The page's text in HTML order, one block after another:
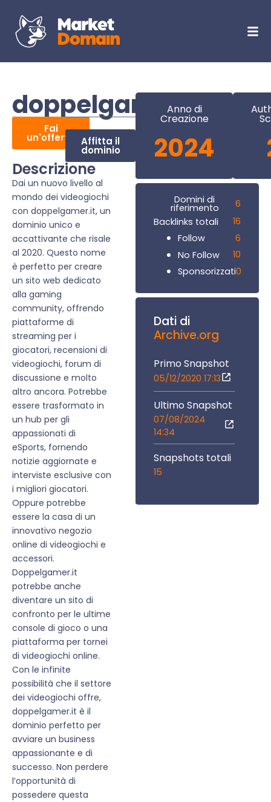
doppelgamer.it
Fai
un'offerta Affitta il
dominio
Descrizione
Dai un nuovo livello al
mondo dei videogiochi
con doppelgamer.it, un
dominio unico e
accattivante che risale
al 2020. Questo nome
è perfetto per creare
un sito web dedicato
alla gaming
community, offrendo
piattaforme di
streaming per i
giocatori, recensioni di
videogiochi, forum di
discussione e molto
altro ancora. Potrebbe
essere trasformato in
un hub per gli
appassionati di
eSports, fornendo
notizie aggiornate e
interviste esclusive con
i migliori giocatori.
Oppure potrebbe
essere la casa di un
innovativo negozio
online di videogiochi e
accessori.
Doppelgamer.it
potrebbe anche
diventare un sito di
confronto per le ultime
console di gioco o una
piattaforma per tornei
di videogiochi online.
Con le infinite
possibilità che il settore
dei videogiochi offre,
doppelgamer.it è il
dominio perfetto per
avviare un business
appassionante e di
successo. Non perdere
l’opportunità di
possedere questa
Anno di
Creazione
2024
Domini di
riferimento
6
Backlinks totali
16
Follow
6
No Follow
10
Sponsorizzati0
Dati di
Archive.org
Primo Snapshot
05/12/2020 17:13
Ultimo Snapshot
07/08/2024
14:34
Snapshots totali
15